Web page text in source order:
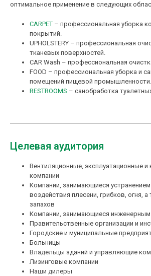
оптимальное применение в следующих
CARPET – профессиональная уборка
покрытий.
UPHOLSTERY – профессиональная
тканевых поверхностей.
CAR Wash – профессиональная
FOOD – профессиональная уборка и
помещений пищевой промышленности.
RESTROOMS – санобработка
Целевая аудитория
Вентиляционные, эксплуатационные и
компании
Компании, занимающиеся
воздействия плесени, грибков, огня,
запахов
Компании, занимающиеся инженерным
Правительственные организации и
Городские и муниципальные
Больницы
Владельцы зданий и управляющие
Лизинговые компании
Наши дилеры